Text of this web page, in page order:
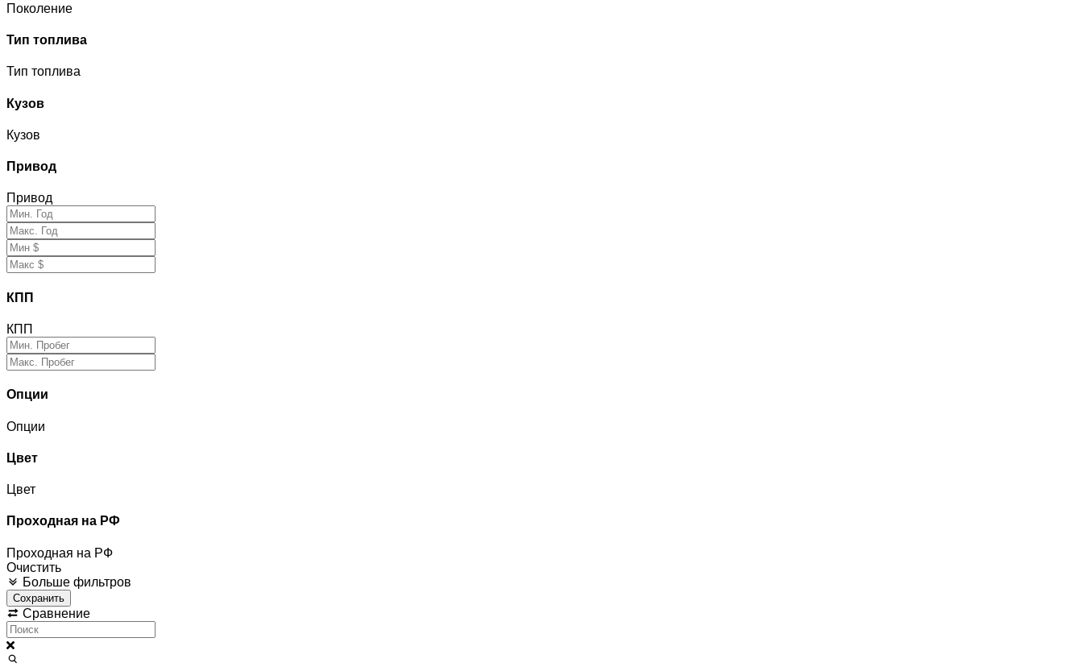
Поколение
Тип топлива
Тип топлива
Кузов
Кузов
Привод
Привод
КПП
КПП
Опции
Опции
Цвет
Цвет
Проходная на РФ
Проходная на РФ
Очистить
Больше фильтров
Сохранить
Сравнение